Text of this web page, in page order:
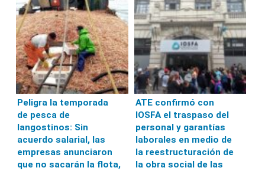
Peligra la temporada
de pesca de
langostinos: Sin
acuerdo salarial, las
empresas anunciaron
que no sacarán la flota,
ATE confirmó con
IOSFA el traspaso del
personal y garantías
laborales en medio de
la reestructuración de
la obra social de las